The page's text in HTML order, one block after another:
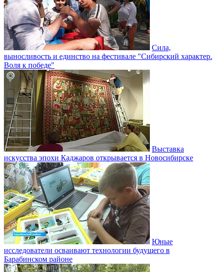
Сила,
выносливость и единство на фестивале "Сибирский характер.
Воля к победе"
Выставка
искусства эпохи Каджаров открывается в Новосибирске
Юные
исследователи осваивают технологии будущего в
Барабинском районе